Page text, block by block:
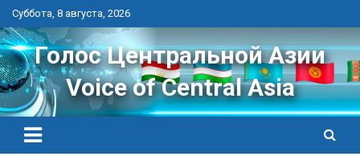
Перейти
к
контенту
Суббота, 8 августа, 2026
Голос Центральной Азии
Voice of Central Asia